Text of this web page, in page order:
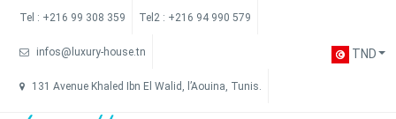
Tel : +216 99 308 359 Tel2 : +216 94 990 579
infos@luxury-house.tn
131 Avenue Khaled Ibn El Walid, l’Aouina, Tunis.
TND